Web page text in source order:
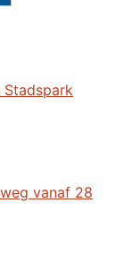
Stadspark
vanaf 28